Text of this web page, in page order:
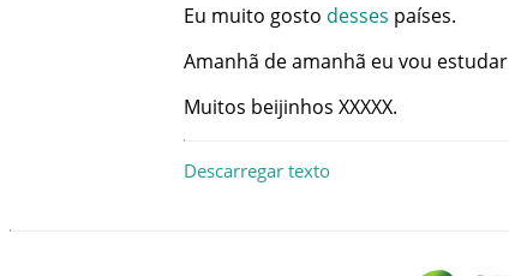
Eu muito gosto desses países.
Amanhã deamanhã eu vou estudar
Muitos beijinhos XXXXX.
Descarregar texto